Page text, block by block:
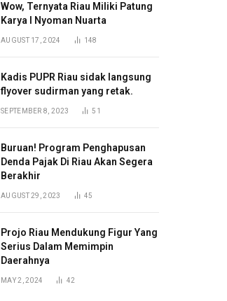
Wow, Ternyata Riau Miliki Patung
Karya I Nyoman Nuarta
AUGUST 17, 2024 148
Kadis PUPR Riau sidak langsung
flyover sudirman yang retak.
SEPTEMBER 8, 2023 51
Buruan! Program Penghapusan
Denda Pajak Di Riau Akan Segera
Berakhir
AUGUST 29, 2023 45
Projo Riau Mendukung Figur Yang
Serius Dalam Memimpin
Daerahnya
MAY 2, 2024 42